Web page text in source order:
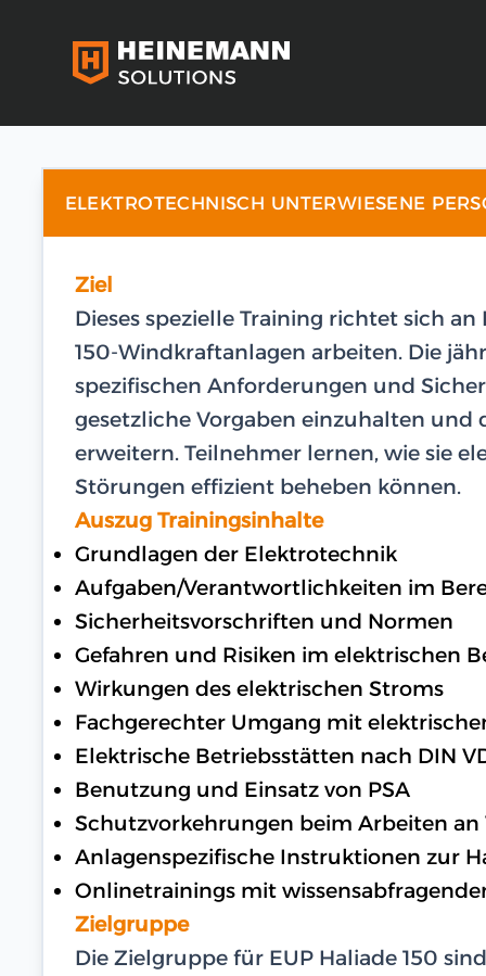
ELEKTROTECHNISCH UNTERWIESENE
Ziel
Dieses spezielle Training richtet sich
150-Windkraftanlagen arbeiten. Die
spezifischen Anforderungen und
gesetzliche Vorgaben einzuhalten und
erweitern. Teilnehmer lernen, wie sie
Störungen effizient beheben können.
Auszug Trainingsinhalte
Grundlagen der Elektrotechnik
Aufgaben/Verantwortlichkeiten im
Sicherheitsvorschriften und Normen
Gefahren und Risiken im elektrischen
Wirkungen des elektrischen Stroms
Fachgerechter Umgang mit
Elektrische Betriebsstätten nach DIN
Benutzung und Einsatz von PSA
Schutzvorkehrungen beim Arbeiten
Anlagenspezifische Instruktionen zur
Onlinetrainings mit
Zielgruppe
Die Zielgruppe für EUP Haliade 150